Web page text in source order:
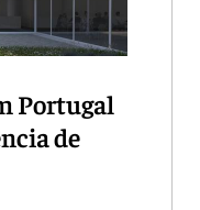
Portugal
de